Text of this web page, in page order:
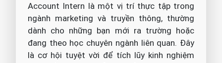
Account Intern là một vị trí thực tập trong
ngành marketing và truyền thông, thường
dành cho những bạn mới ra trường hoặc
đang theo học chuyên ngành liên quan. Đây
là cơ hội tuyệt vời để tích lũy kinh nghiệm